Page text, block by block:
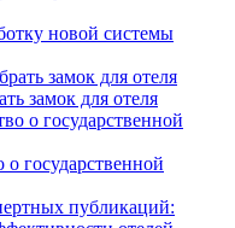
новой системы
замок для отеля
государственной